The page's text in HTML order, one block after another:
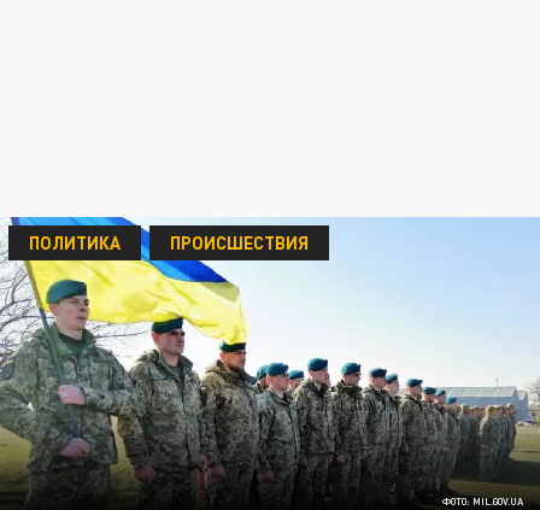
ФОТО: MIL.GOV.UA
ПОЛИТИКА ПРОИСШЕСТВИЯ